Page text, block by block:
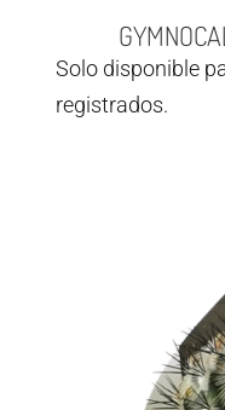
Solo disponible
registrados.